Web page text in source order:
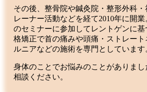
その後、整骨院や鍼灸院・整形外科・
レーナー活動などを経て2010年に開業
のセミナーに参加してレントゲンに
格矯正で首の痛みや頭痛・ストレー
ルニアなどの施術を専門としています
身体のことでお悩みのことがありま
相談ください。